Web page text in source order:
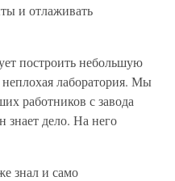
и отлаживать
построить небольшую
лаборатория. Мы
работников с завода
знает дело. На него
знал и само